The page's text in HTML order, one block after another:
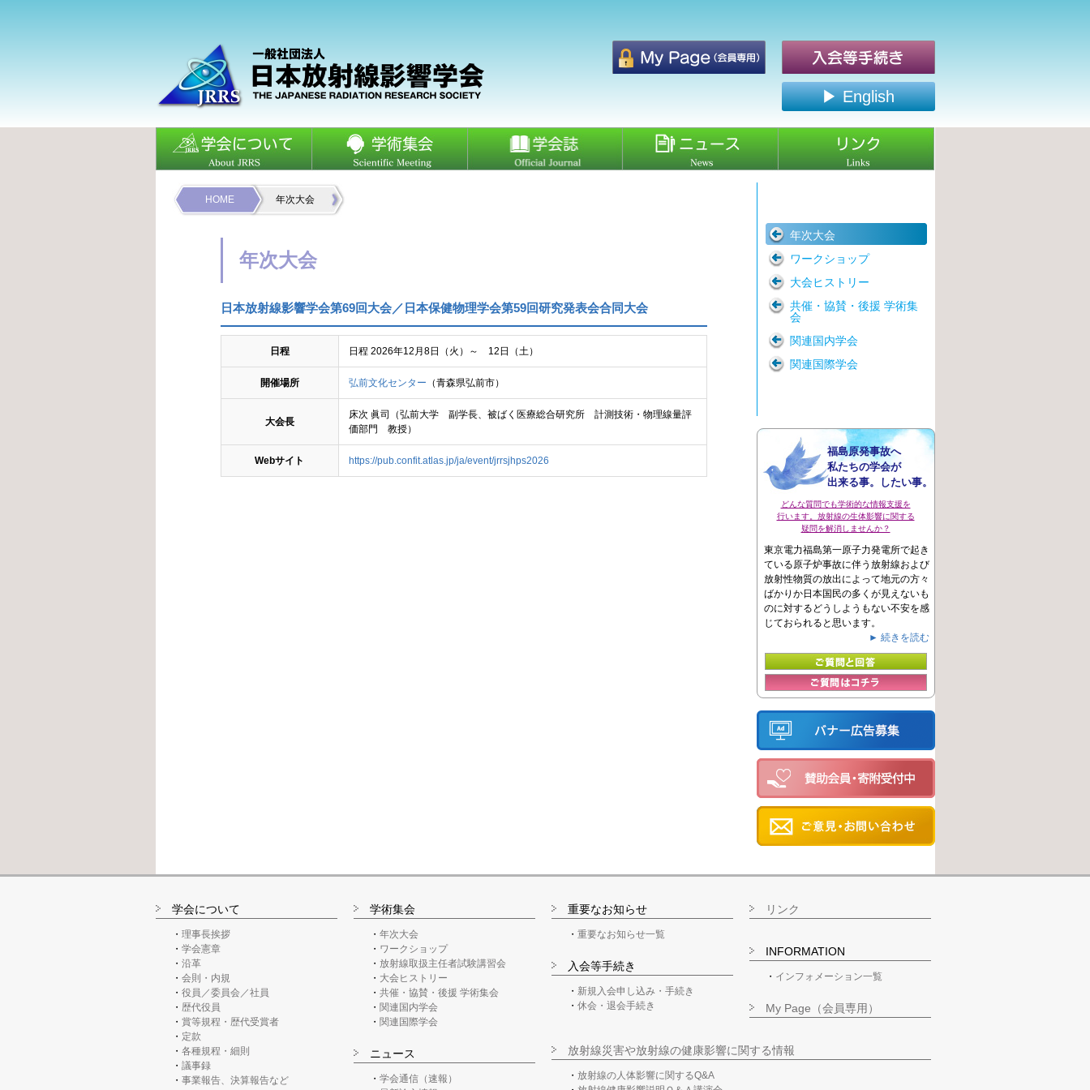
▶ English
年次大会
ワークショップ
大会ヒストリー
共催・協賛・後援 学術集
会
関連国内学会
関連国際学会
福島原発事故へ
私たちの学会が
出来る事。したい事。
どんな質問でも学術的な情報支援を
行います。放射線の生体影響に関する
疑問を解消しませんか？
東京電力福島第一原子力発電所で起き
ている原子炉事故に伴う放射線および
放射性物質の放出によって地元の方々
ばかりか日本国民の多くが見えないも
のに対するどうしようもない不安を感
じておられると思います。
► 続きを読む
HOME 年次大会
年次大会
日本放射線影響学会第69回大会／日本保健物理学会第59回研究発表会合同大会
日程 日程 2026年12月8日（火）～ 12日（土）
開催場所 弘前文化センター （青森県弘前市）
大会長
床次 眞司（弘前大学 副学長、被ばく医療総合研究所 計測技術・物理線量評
価部門 教授）
Webサイト https://pub.confit.atlas.jp/ja/event/jrrsjhps2026
学会について
理事長挨拶
学会憲章
沿革
会則・内規
役員／委員会／社員
歴代役員
賞等規程・歴代受賞者
定款
各種規程・細則
議事録
事業報告、決算報告など
学術集会
年次大会
ワークショップ
放射線取扱主任者試験講習会
大会ヒストリー
共催・協賛・後援 学術集会
関連国内学会
関連国際学会
ニュース
学会通信（速報）
重要なお知らせ
重要なお知らせ一覧
入会等手続き
新規入会申し込み・手続き
休会・退会手続き
リンク
INFORMATION
インフォメーション一覧
My Page（会員専用）
放射線災害や放射線の健康影響に関する情報
放射線の人体影響に関するQ&A